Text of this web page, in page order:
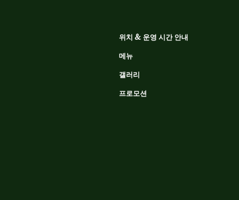
위치 & 운영 시간 안내
메뉴
갤러리
프로모션